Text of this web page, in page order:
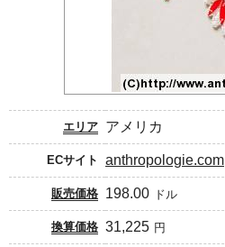
エリア アメリカ
ECサイト anthropologie.com
販売価格 198.00 ドル
換算価格 31,225 円